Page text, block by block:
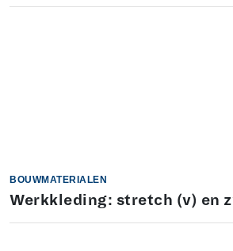
BOUWMATERIALEN
Werkkleding: stretch (v) en